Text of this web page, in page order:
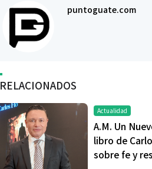
puntoguate.com
RELACIONADOS
Actualidad
A.M. Un
libro de
sobre fe y